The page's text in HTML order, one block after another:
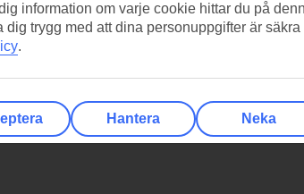
information om varje cookie hittar du på
dig trygg med att dina personuppgifter är
.
Hantera Neka